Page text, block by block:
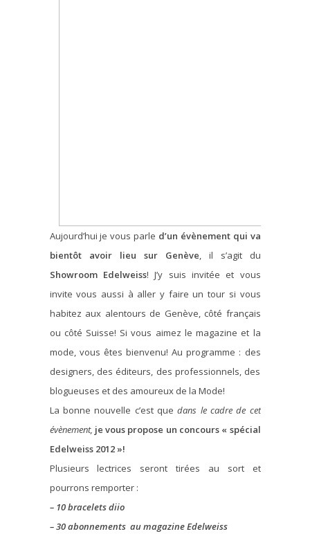
Aujourd’hui je vous parle d’un évènement qui va
bientôt avoir lieu sur Genève, il s’agit du
Showroom Edelweiss! J’y suis invitée et vous
invite vous aussi à aller y faire un tour si vous
habitez aux alentours de Genève, côté français
ou côté Suisse! Si vous aimez le magazine et la
mode, vous êtes bienvenu! Au programme : des
designers, des éditeurs, des professionnels, des
blogueuses et des amoureux de la Mode!
La bonne nouvelle c’est quedans le cadre de cet
évènement, je vous propose un concours « spécial
Edelweiss 2012 »!
Plusieurs lectrices seront tirées au sort et
pourrons remporter :
– 10 bracelets diio
– 30 abonnements au magazine Edelweiss